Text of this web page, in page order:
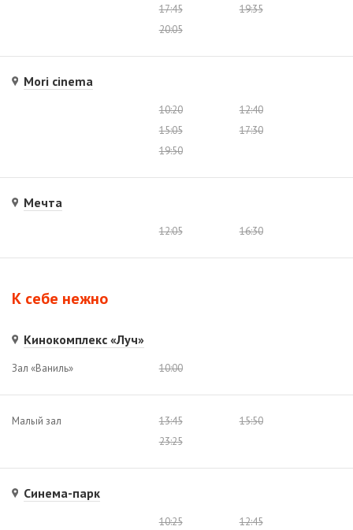
17:45
19:35
20:05
Mori cinema
10:20
12:40
15:05
17:30
19:50
Мечта
12:05 16:30
К себе нежно
Кинокомплекс «Луч»
Зал «Ваниль» 10:00
Малый зал 13:45
15:50
23:25
Синема-парк
10:25
12:45